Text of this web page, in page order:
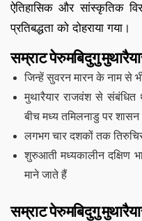
ऐतिहासिक और सांस्कृतिक
प्रतिबद्धता को दोहराया गया।
सम्राट पेरुमबिदुगु
जिन्हें सुवरन मारन के नाम से
मुथारैयार राजवंश से संबंधित
बीच मध्य तमिलनाडु पर शासन
लगभग चार दशकों तक
शुरुआती मध्यकालीन दक्षिण
माने जाते हैं
सम्राट पेरुमबिदुगु